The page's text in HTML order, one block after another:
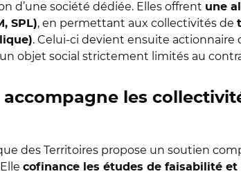
d’une société dédiée. Elles offrent une
SPL), en permettant aux collectivités de
. Celui-ci devient ensuite actionnaire
objet social strictement limités au
accompagne les
des Territoires propose un soutien
cofinance les études de faisabilité